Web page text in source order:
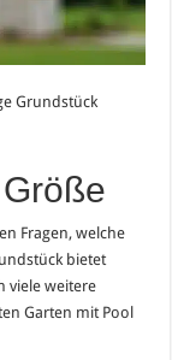
Grundstück
Fragen, welche
bietet
viele weitere
Garten mit Pool